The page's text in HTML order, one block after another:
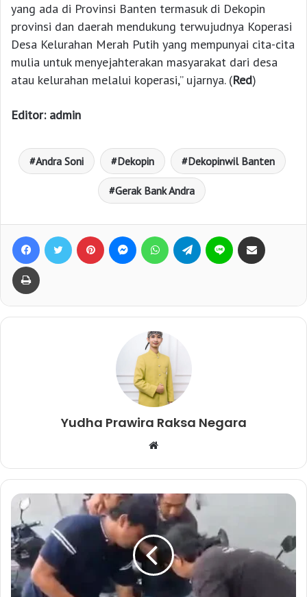
yang ada di Provinsi Banten termasuk di Dekopin
provinsi dan daerah mendukung terwujudnya Koperasi
Desa Kelurahan Merah Putih yang mempunyai cita-cita
mulia untuk menyejahterakan masyarakat dari desa
atau kelurahan melalui koperasi,” ujarnya. (Red)
Editor: admin
Andra Soni Dekopin Dekopinwil Banten
Gerak Bank Andra
Yudha Prawira Raksa Negara
b
s
i